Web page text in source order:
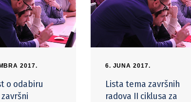
2017.
o odabiru
6. JUNA 2017.
Lista tema završnih
radova II ciklusa za